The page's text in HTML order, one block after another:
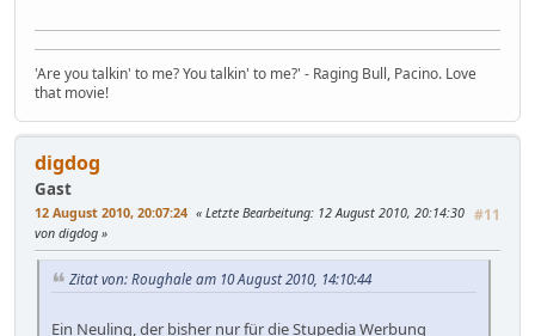
'Are you talkin' to me? You talkin' to me?' - Raging Bull, Pacino. Love
that movie!
digdog
Gast
12 August 2010, 20:07:24 #11
Letzte Bearbeitung: 12 August 2010, 20:14:30
von digdog
Zitat von: Roughale am 10 August 2010, 14:10:44
Ein Neuling, der bisher nur für die Stupedia Werbung